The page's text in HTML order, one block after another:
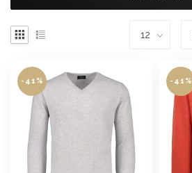
-41% -41%